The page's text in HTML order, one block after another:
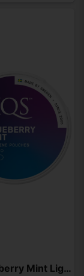
XQS Blueberry Mint Light